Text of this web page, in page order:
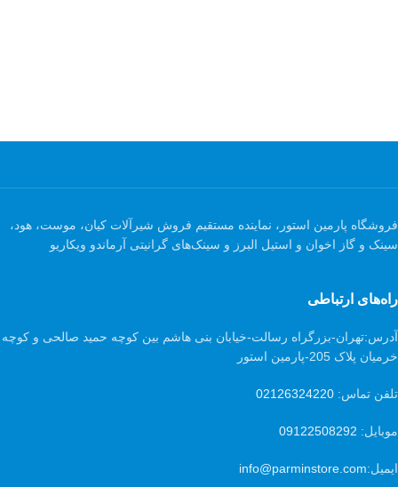
فروشگاه پارمین استور، نماینده مستقیم فروش شیرآلات کیان، موست، هود،
سینک و گاز اخوان و استیل البرز و سینک‌های گرانیتی آرماندو ویکاریو
راه‌های ارتباطی
آدرس:تهران-بزرگراه رسالت-خیابان بنی هاشم بین کوچه حمید صالحی و کوچه
خرمیان پلاک 205-پارمین استور
تلفن تماس: 02126324220
موبایل: 09122508292
ایمیل:info@parminstore.com